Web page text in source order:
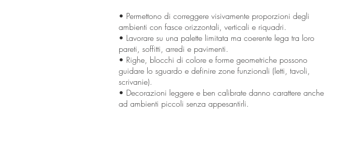
• Permettono di correggere visivamente proporzioni degli
ambienti con fasce orizzontali, verticali e riquadri.
• Lavorare su una palette limitata ma coerente lega tra loro
pareti, soffitti, arredi e pavimenti.
• Righe, blocchi di colore e forme geometriche possono
guidare lo sguardo e definire zone funzionali (letti, tavoli,
scrivanie).
• Decorazioni leggere e ben calibrate danno carattere anche
ad ambienti piccoli senza appesantirli.